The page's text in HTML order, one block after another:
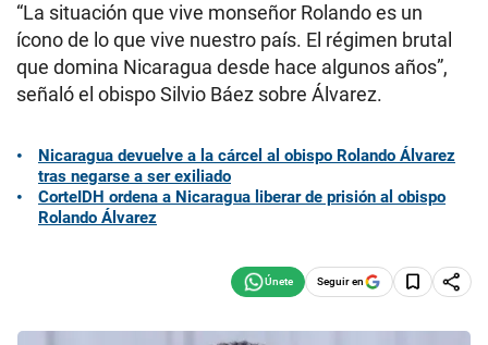
“La situación que vive monseñor Rolando es un
ícono de lo que vive nuestro país. El régimen brutal
que domina Nicaragua desde hace algunos años”,
señaló el obispo Silvio Báez sobre Álvarez.
Nicaragua devuelve a la cárcel al obispo Rolando Álvarez
tras negarse a ser exiliado
CorteIDH ordena a Nicaragua liberar de prisión al obispo
Rolando Álvarez
Seguir en